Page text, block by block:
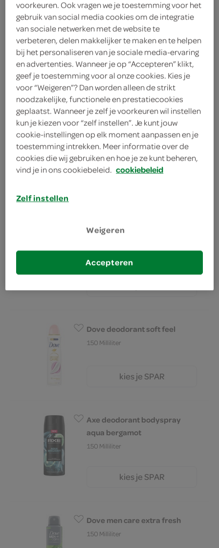
Axe deodorant epic fresh
150 Milliliter
7. kies je SPAR
Axe showergel epic fresh
250 Milliliter
6.59 kies je SPAR
invisible dry white freesia &
7.
Dove deodorant soft feel
150 Milliliter
kies je SPAR
Axe deodorant bodyspray
aqua bergamot
150 Milliliter
kies je SPAR
Dove men care extra fresh
150 Milliliter
voorkeuren. Ook vragen we je toestemming voor het
gebruik van social media cookies om de integratie
van sociale netwerken met de website te
verbeteren, delen makkelijker te maken en te helpen
bij het personaliseren van je sociale media-ervaring
en advertenties. Wanneer je op “Accepteren” klikt,
geef je toestemming voor al onze cookies. Kies je
voor “Weigeren”? Dan worden alleen de strikt
noodzakelijke, functionele en prestatiecookies
geplaatst. Wanneer je zelf je voorkeuren wil instellen
kun je kiezen voor “zelf instellen”. Je kunt jouw
cookie-instellingen op elk moment aanpassen en je
toestemming intrekken. Meer informatie over de
cookies die wij gebruiken en hoe je ze kunt beheren,
vind je in ons cookiebeleid. cookiebeleid
Zelf instellen
Weigeren
Accepteren